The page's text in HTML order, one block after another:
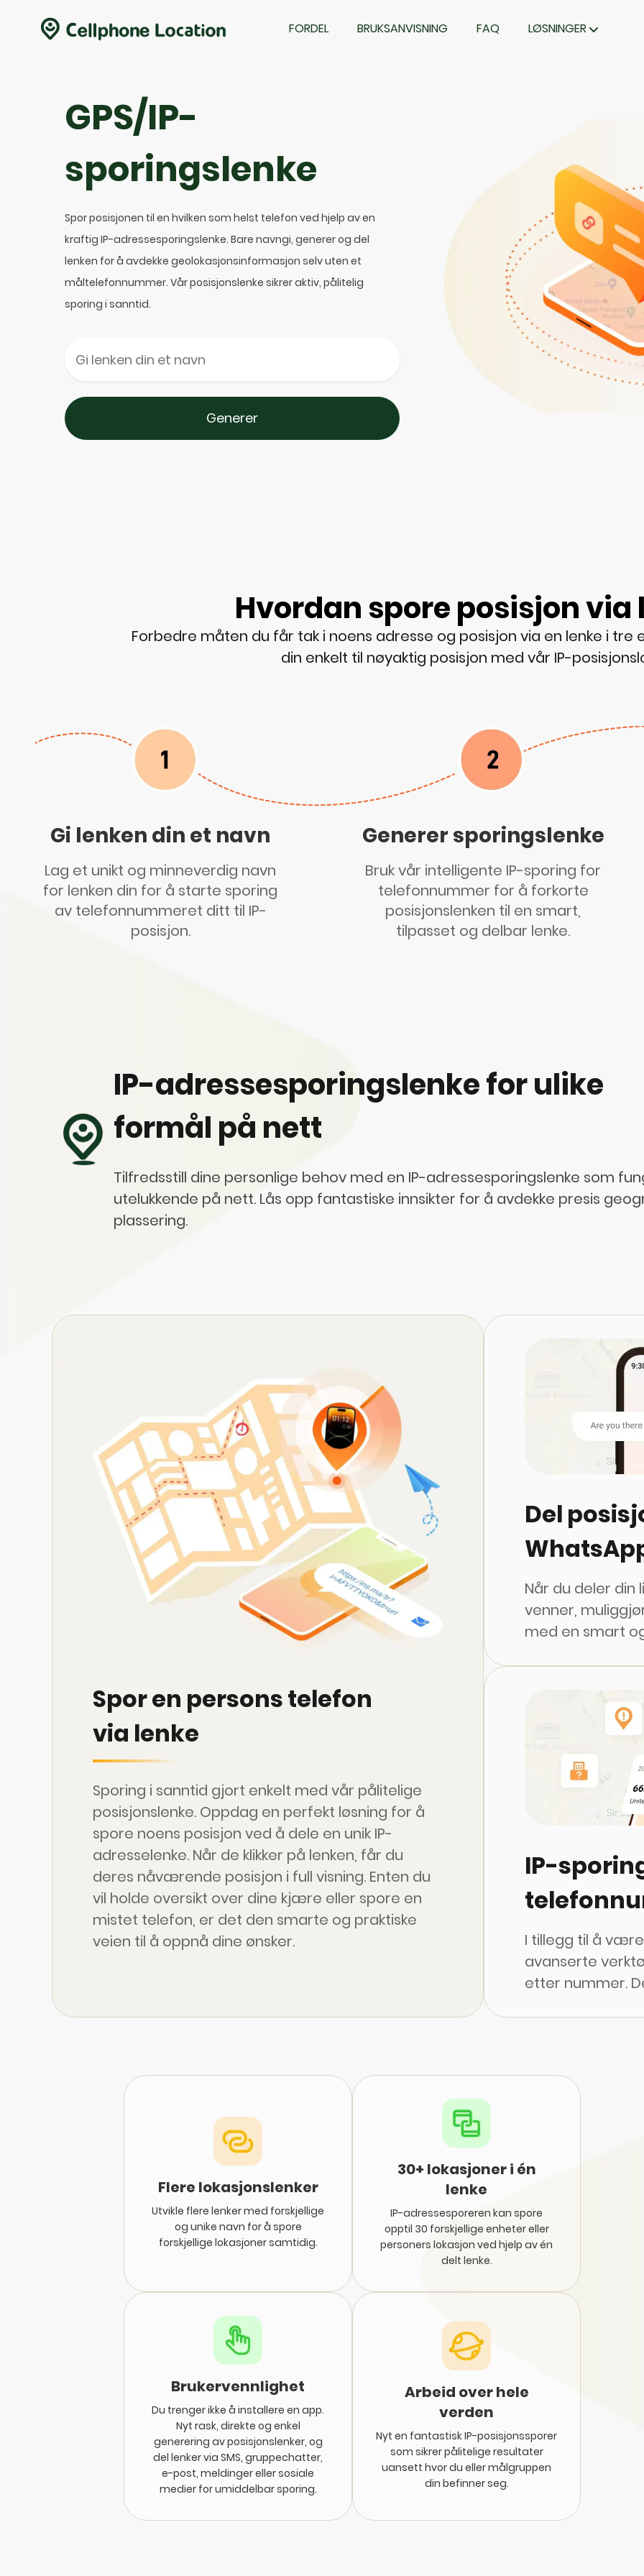
FORDEL BRUKSANVISNING FAQ LØSNINGER
GPS/IP-
sporingslenke
Spor posisjonen til en hvilken som helst telefon ved hjelp av en
kraftig IP-adressesporingslenke. Bare navngi, generer og del
lenken for å avdekke geolokasjonsinformasjon selv uten et
måltelefonnummer. Vår posisjonslenke sikrer aktiv, pålitelig
sporing i sanntid.
Generer
Hvordan spore posisjon via
Forbedre måten du får tak i noens adresse og posisjon via en lenke i tre
din enkelt til nøyaktig posisjon med vår IP-
Gi lenken din et navn
Lag et unikt og minneverdig navn
for lenken din for å starte sporing
av telefonnummeret ditt til IP-
posisjon.
Generer sporingslenke
Bruk vår intelligente IP-sporing for
telefonnummer for å forkorte
posisjonslenken til en smart,
tilpasset og delbar lenke.
IP-adressesporingslenke for ulike
formål på nett
Tilfredsstill dine personlige behov med en IP-adressesporingslenke som
utelukkende på nett. Lås opp fantastiske innsikter for å avdekke presis
plassering.
Spor en persons telefon
via lenke
Sporing i sanntid gjort enkelt med vår pålitelige
posisjonslenke. Oppdag en perfekt løsning for å
spore noens posisjon ved å dele en unik IP-
adresselenke. Når de klikker på lenken, får du
deres nåværende posisjon i full visning. Enten du
vil holde oversikt over dine kjære eller spore en
mistet telefon, er det den smarte og praktiske
veien til å oppnå dine ønsker.
Del
Når du deler din
venner,
med en smart
mer. Denne
holde
deres på et kart.
IP-
I tillegg til å
avanserte
etter nummer.
holde oversikt
Flere lokasjonslenker
Utvikle flere lenker med forskjellige
og unike navn for å spore
forskjellige lokasjoner samtidig.
30+ lokasjoner i én
lenke
IP-adressesporeren kan spore
opptil 30 forskjellige enheter eller
personers lokasjon ved hjelp av én
delt lenke.
Brukervennlighet
Du trenger ikke å installere en app.
Nyt rask, direkte og enkel
generering av posisjonslenker, og
del lenker via SMS, gruppechatter,
e-post, meldinger eller sosiale
medier for umiddelbar sporing.
Arbeid over hele
verden
Nyt en fantastisk IP-posisjonssporer
som sikrer pålitelige resultater
uansett hvor du eller målgruppen
din befinner seg.